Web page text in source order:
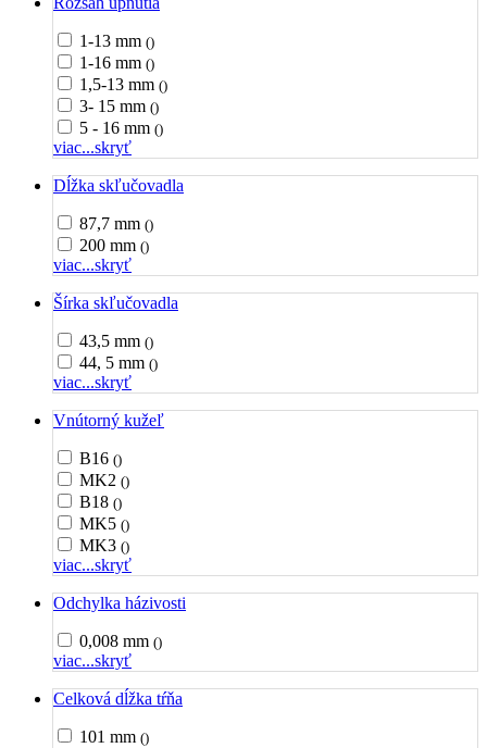
1-13 mm ()
1-16 mm ()
1,5-13 mm ()
3- 15 mm ()
5 - 16 mm ()
viac...skryť
Dĺžka skľučovadla
87,7 mm ()
200 mm ()
viac...skryť
Šírka skľučovadla
43,5 mm ()
44, 5 mm ()
viac...skryť
Vnútorný kužeľ
B16 ()
MK2 ()
B18 ()
MK5 ()
MK3 ()
viac...skryť
Odchylka házivosti
0,008 mm ()
viac...skryť
Celková dĺžka tŕňa
101 mm ()